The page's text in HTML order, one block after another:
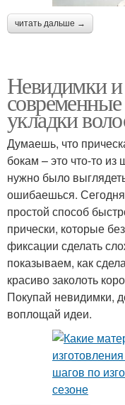
читать дальше →
Невидимки и
укладки
Думаешь, что
бокам – это что-то из
нужно было
ошибаешься.
простой способ
прически, которые
фиксации сделать
показываем, как
красиво заколоть
Покупай невидимки,
воплощай идеи.